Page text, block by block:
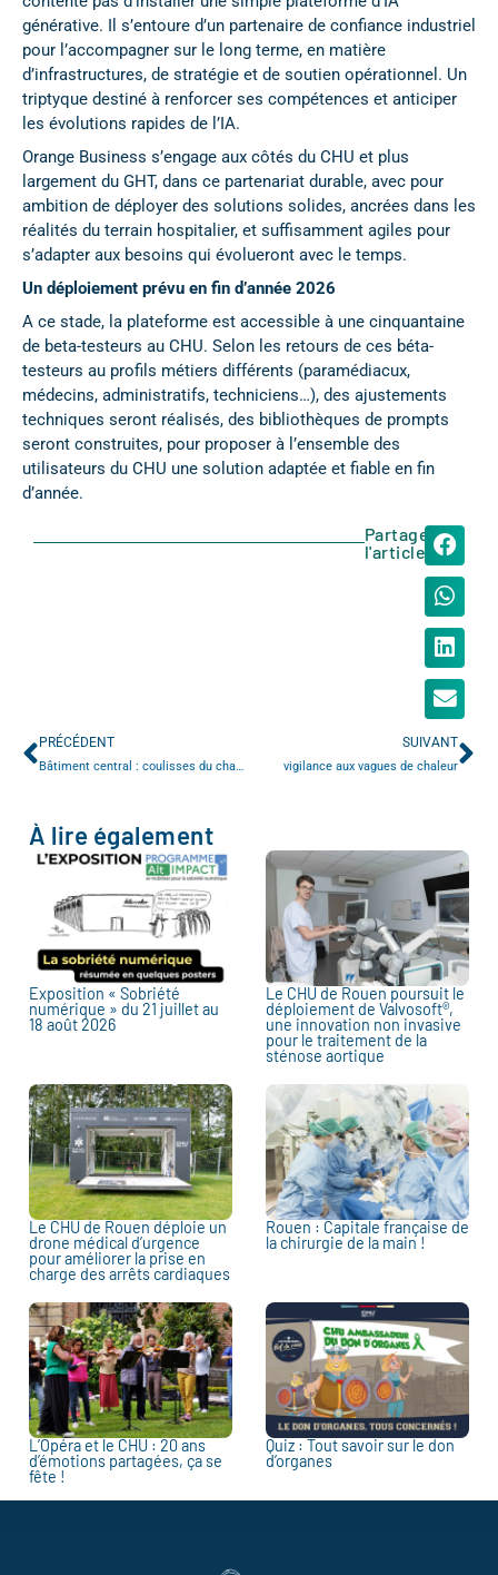
générative. Il s’entoure d’un partenaire de confiance industriel
pour l’accompagner sur le long terme, en matière
d’infrastructures, de stratégie et de soutien opérationnel. Un
triptyque destiné à renforcer ses compétences et anticiper
les évolutions rapides de l’IA.
Orange Business s’engage aux côtés du CHU et plus
largement du GHT, dans ce partenariat durable, avec pour
ambition de déployer des solutions solides, ancrées dans les
réalités du terrain hospitalier, et suffisamment agiles pour
s’adapter aux besoins qui évolueront avec le temps.
Un déploiement prévu en fin d’année 2026
A ce stade, la plateforme est accessible à une cinquantaine
de beta-testeurs au CHU. Selon les retours de ces béta-
testeurs au profils métiers différents (paramédiacux,
médecins, administratifs, techniciens…), des ajustements
techniques seront réalisés, des bibliothèques de prompts
seront construites, pour proposer à l’ensemble des
utilisateurs du CHU une solution adaptée et fiable en fin
d’année.
Partager
l'article
PRÉCÉDENT
Bâtiment central : coulisses du chantier
SUIVANT
vigilance aux vagues de chaleur
À lire également
Exposition « Sobriété
numérique » du 21 juillet au
18 août 2026
Le CHU de Rouen poursuit le
déploiement de Valvosoft®,
une innovation non invasive
pour le traitement de la
sténose aortique
Le CHU de Rouen déploie un
drone médical d’urgence
pour améliorer la prise en
charge des arrêts cardiaques
Rouen : Capitale française de
la chirurgie de la main !
L’Opéra et le CHU : 20 ans
d’émotions partagées, ça se
fête !
Quiz : Tout savoir sur le don
d’organes